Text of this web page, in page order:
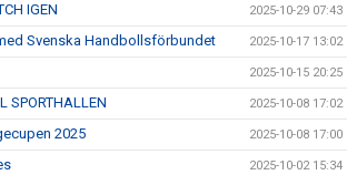
IGEN 2025-10-29 07:43
Svenska Handbollsförbundet 2025-10-17 13:02
2025-10-15 20:25
SPORTHALLEN 2025-10-08 17:02
2025 2025-10-08 17:00
2025-10-02 15:34